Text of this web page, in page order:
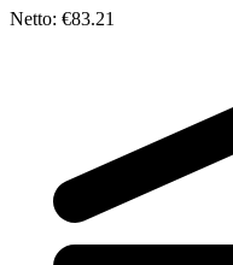
Netto: €83.21